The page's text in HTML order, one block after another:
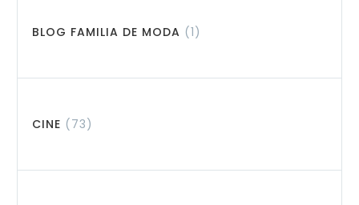
BLOG FAMILIA DE MODA (1)
CINE (73)